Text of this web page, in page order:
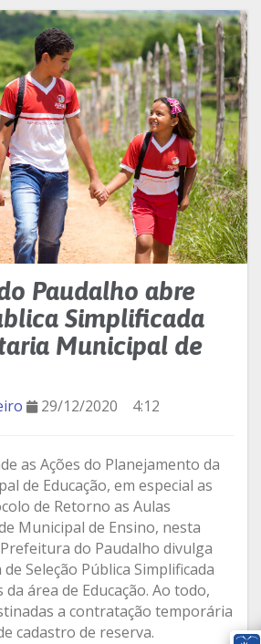
Paudalho abre
Simplificada
Municipal de
29/12/2020 4:12
as Ações do Planejamento da
de Educação, em especial as
de Retorno as Aulas
Municipal de Ensino, nesta
do Paudalho divulga
Seleção Pública Simplificada
área de Educação. Ao todo,
a contratação temporária
cadastro de reserva.